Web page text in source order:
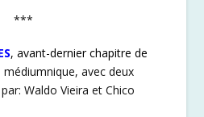
***
, avant-dernier chapitre de
médiumnique, avec deux
Waldo Vieira et Chico